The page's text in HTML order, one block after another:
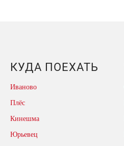
КУДА ПОЕХАТЬ
Иваново
Плёс
Кинешма
Юрьевец